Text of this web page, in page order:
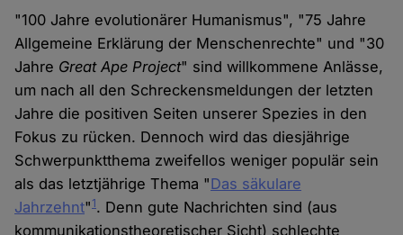
"100 Jahre evolutionärer Humanismus", "75 Jahre
Allgemeine Erklärung der Menschenrechte" und "30
Jahre Great Ape Project" sind willkommene Anlässe,
um nach all den Schreckensmeldungen der letzten
Jahre die positiven Seiten unserer Spezies in den
Fokus zu rücken. Dennoch wird das diesjährige
Schwerpunktthema zweifellos weniger populär sein
als das letztjährige Thema "Das säkulare
Jahrzehnt"1. Denn gute Nachrichten sind (aus
kommunikationstheoretischer Sicht) schlechte